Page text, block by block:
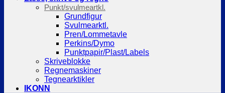
Punkt/svulmeartkl.
Grundfigur
Svulmearktl.
Pren/Lommetavle
Perkins/Dymo
Punktpapir/Plast/Labels
Skriveblokke
Regnemaskiner
Tegnearktikler
IKONN